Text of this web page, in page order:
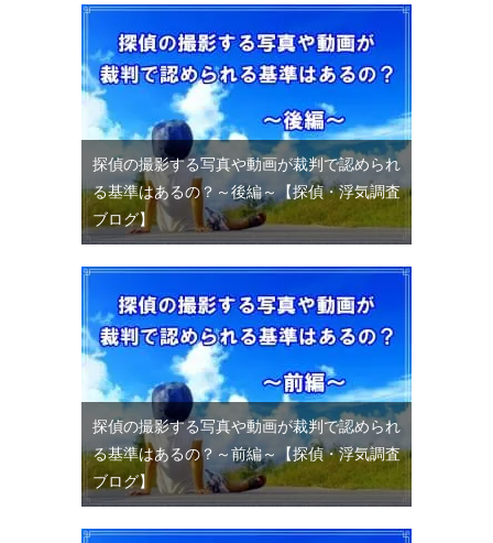
探偵の撮影する写真や動画が裁判で認められ
る基準はあるの？～後編～【探偵・浮気調査
ブログ】
探偵の撮影する写真や動画が裁判で認められ
る基準はあるの？～前編～【探偵・浮気調査
ブログ】